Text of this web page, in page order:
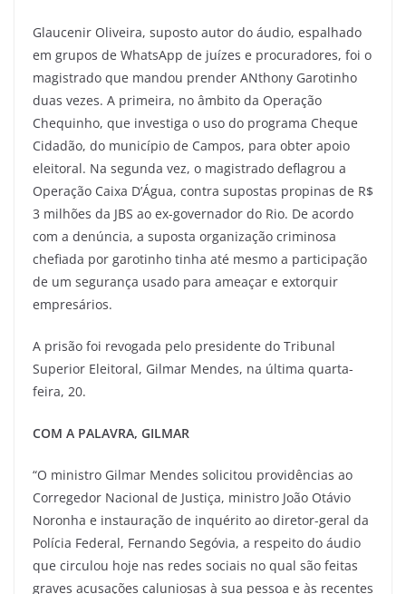
Glaucenir Oliveira, suposto autor do áudio, espalhado
em grupos de WhatsApp de juízes e procuradores, foi o
magistrado que mandou prender ANthony Garotinho
duas vezes. A primeira, no âmbito da Operação
Chequinho, que investiga o uso do programa Cheque
Cidadão, do município de Campos, para obter apoio
eleitoral. Na segunda vez, o magistrado deflagrou a
Operação Caixa D’Água, contra supostas propinas de R$
3 milhões da JBS ao ex-governador do Rio. De acordo
com a denúncia, a suposta organização criminosa
chefiada por garotinho tinha até mesmo a participação
de um segurança usado para ameaçar e extorquir
empresários.
A prisão foi revogada pelo presidente do Tribunal
Superior Eleitoral, Gilmar Mendes, na última quarta-
feira, 20.
COM A PALAVRA, GILMAR
“O ministro Gilmar Mendes solicitou providências ao
Corregedor Nacional de Justiça, ministro João Otávio
Noronha e instauração de inquérito ao diretor-geral da
Polícia Federal, Fernando Segóvia, a respeito do áudio
que circulou hoje nas redes sociais no qual são feitas
graves acusações caluniosas à sua pessoa e às recentes